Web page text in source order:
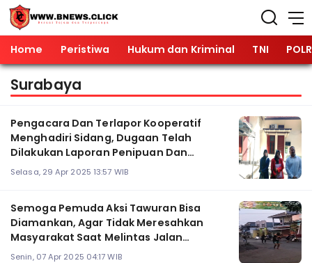
Home Peristiwa Hukum dan Kriminal TNI
Surabaya
Pengacara Dan Terlapor Kooperatif
Menghadiri Sidang, Dugaan Telah
Dilakukan Laporan Penipuan Dan
Penggelapan
Selasa, 29 Apr 2025 13:57 WIB
Semoga Pemuda Aksi Tawuran Bisa
Diamankan, Agar Tidak Meresahkan
Masyarakat Saat Melintas Jalan
Wonokusumo
Senin, 07 Apr 2025 04:17 WIB